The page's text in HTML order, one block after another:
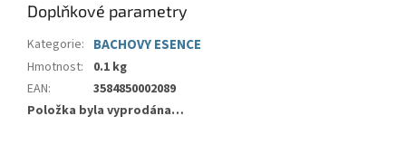
Doplňkové parametry
Kategorie: BACHOVY ESENCE
Hmotnost:
0.1 kg
EAN:
3584850002089
Položka byla vyprodána…